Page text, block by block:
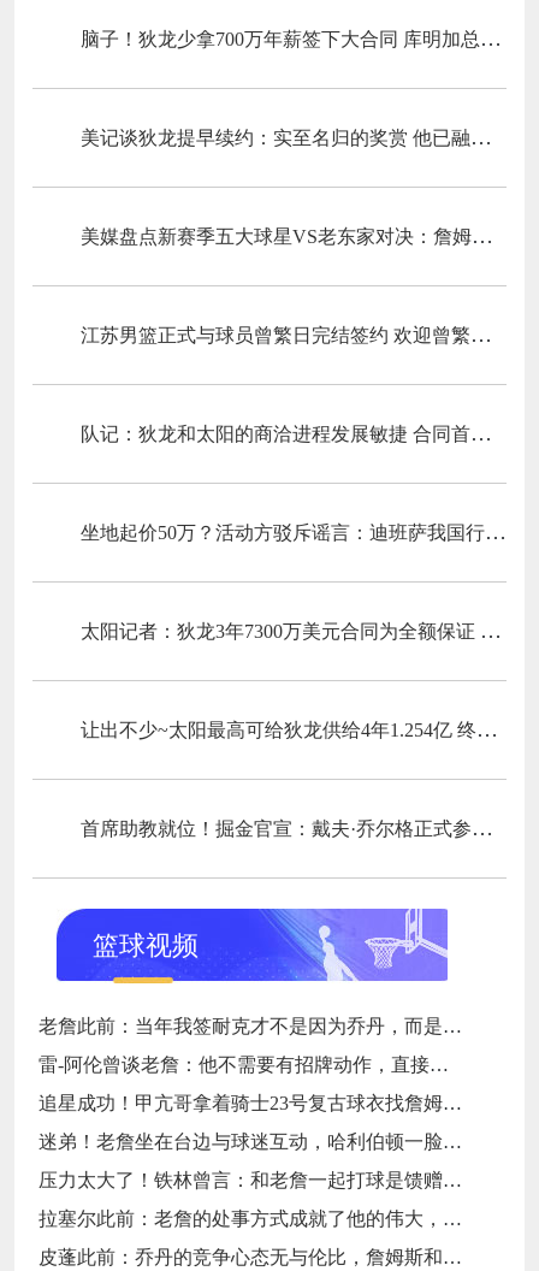
脑子！狄龙少拿700万年薪签下大合同 库明加总是多要500万仍失业
美记谈狄龙提早续约：实至名归的奖赏 他已融入球队中心阵型&文明
美媒盘点新赛季五大球星VS老东家对决：詹姆斯、字母哥领衔
江苏男篮正式与球员曾繁日完结签约 欢迎曾繁日参加肯帝亚大家庭
队记：狄龙和太阳的商洽进程发展敏捷 合同首年薪资略高于2200万
坐地起价50万？活动方驳斥谣言：迪班萨我国行不存在任何暂时加价行为
太阳记者：狄龙3年7300万美元合同为全额保证 没有任何选项
让出不少~太阳最高可给狄龙供给4年1.254亿 终究3年7300万续约
首席助教就位！掘金官宣：戴夫·乔尔格正式参加球队教练组
篮球视频
老詹此前：当年我签耐克才不是因为乔丹，而是7年9000万天价合同
雷-阿伦曾谈老詹：他不需要有招牌动作，直接碾压对手就行
追星成功！甲亢哥拿着骑士23号复古球衣找詹姆斯要签名
迷弟！老詹坐在台边与球迷互动，哈利伯顿一脸崇拜地看着
压力太大了！铁林曾言：和老詹一起打球是馈赠，也是困扰
拉塞尔此前：老詹的处事方式成就了他的伟大，他是没有缺点的球员
皮蓬此前：乔丹的竞争心态无与伦比，詹姆斯和他没有可比性